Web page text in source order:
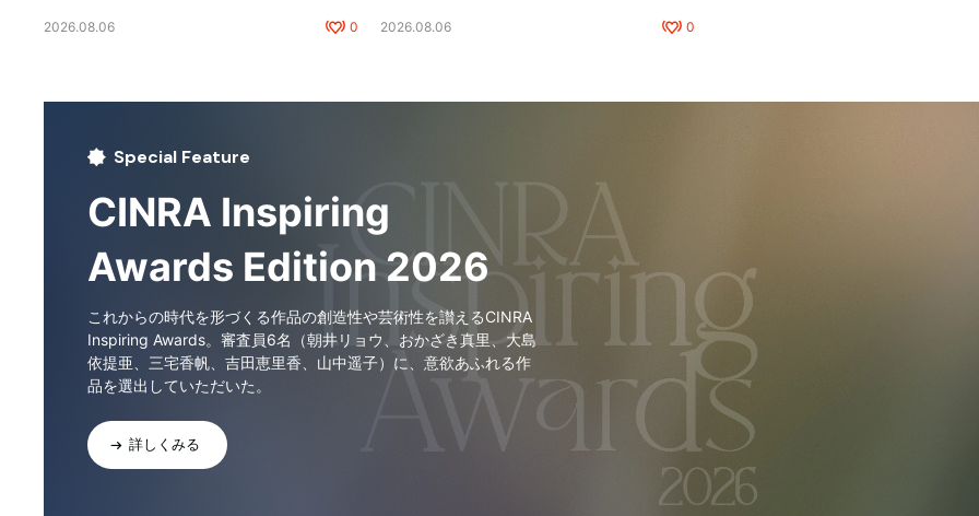
2026.08.06 0 2026.08.06 0
Special Feature
CINRA Inspiring
Awards Edition 2026
これからの時代を形づくる作品の創造性や芸術性を讃えるCINRA
Inspiring Awards。審査員6名（朝井リョウ、おかざき真里、大島
依提亜、三宅香帆、吉田恵里香、山中遥子）に、意欲あふれる作
品を選出していただいた。
詳しくみる